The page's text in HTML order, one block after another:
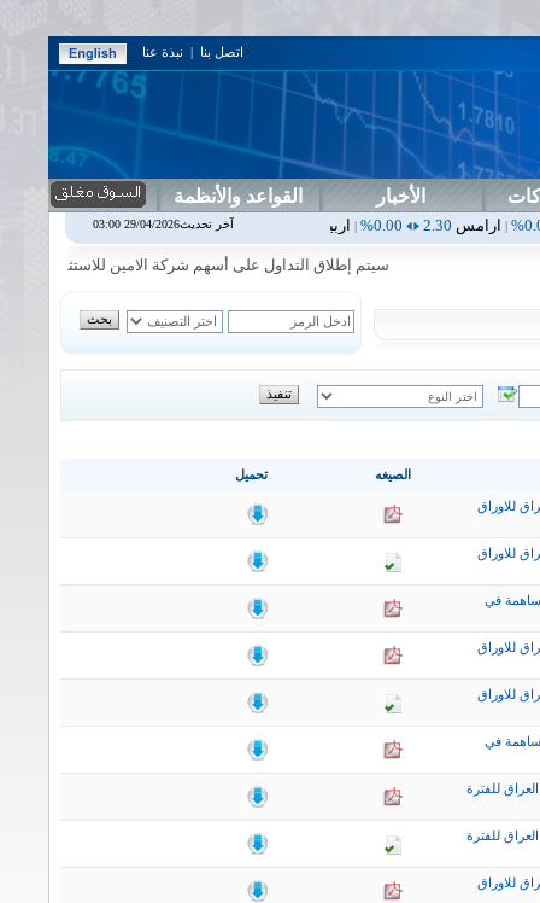
اتصل بنا | نبذة عنا
الأخبار القواعد والأنظمة
2.30
0.00%
|اربيل0.00
0.00%
0.00%
|اسفنج1.87
سيتم إطلاق التداول على أسهم شركة الامين للاستثمار المالي في
تحميل الصيغه
للاوراق
للاوراق
في
للاوراق
للاوراق
في
للفترة
للفترة
للاوراق